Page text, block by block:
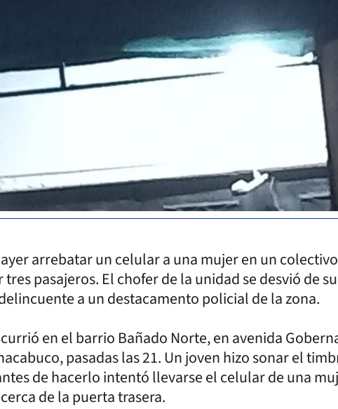
arrebatar un celular a una mujer en un
pasajeros. El chofer de la unidad se desvió de
a un destacamento policial de la zona.
en el barrio Bañado Norte, en avenida
pasadas las 21. Un joven hizo sonar el
de hacerlo intentó llevarse el celular de una
de la puerta trasera.